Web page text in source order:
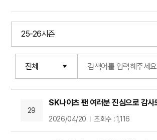
29
2026/04/20 조회수 : 1,116